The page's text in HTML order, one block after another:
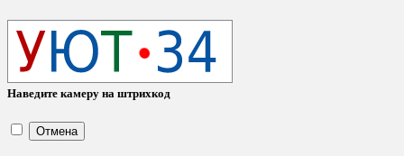
Наведите камеру на штрихкод
Отмена